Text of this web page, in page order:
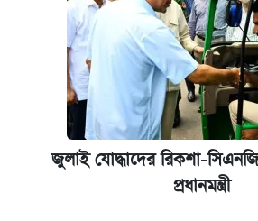
জুলাই যোদ্ধাদের রিকশা-
প্রধানমন্ত্রী